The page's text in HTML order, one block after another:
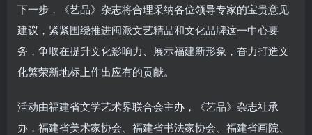
下一步，《艺品》杂志将合理采纳各位领导专家的宝贵意见
建议，紧紧围绕推进闽派文艺精品和文化品牌这一中心要
务，争取在提升文化影响力、展示福建新形象，奋力打造文
化繁荣新地标上作出应有的贡献。
活动由福建省文学艺术界联合会主办，《艺品》杂志社承
办，福建省美术家协会、福建省书法家协会、福建省画院、